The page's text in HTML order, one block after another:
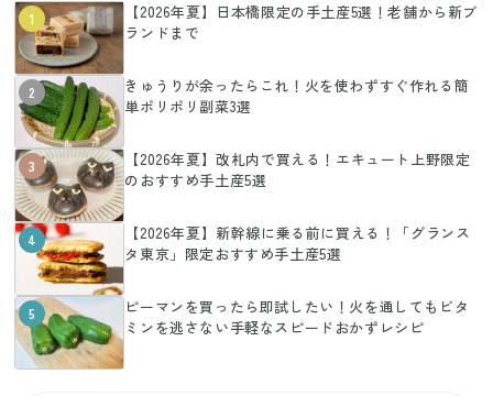
1
【2026年夏】日本橋限定の手土産5選！老舗から新ブ
ランドまで
2
きゅうりが余ったらこれ！火を使わずすぐ作れる簡
単ポリポリ副菜3選
3
【2026年夏】改札内で買える！エキュート上野限定
のおすすめ手土産5選
4
【2026年夏】新幹線に乗る前に買える！「グランス
タ東京」限定おすすめ手土産5選
5
ピーマンを買ったら即試したい！火を通してもビタ
ミンを逃さない手軽なスピードおかずレシピ